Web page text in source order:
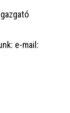
e-mail: